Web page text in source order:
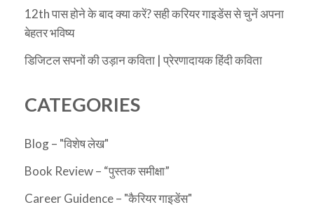
12th पास होने के बाद क्या करें? सही करियर गाइडेंस से चुनें अपना
बेहतर भविष्य
डिजिटल सपनों की उड़ान कविता | प्रेरणादायक हिंदी कविता
CATEGORIES
Blog – "विशेष लेख"
Book Review – “पुस्तक समीक्षा”
Career Guidence – "कैरियर गाइडेंस"